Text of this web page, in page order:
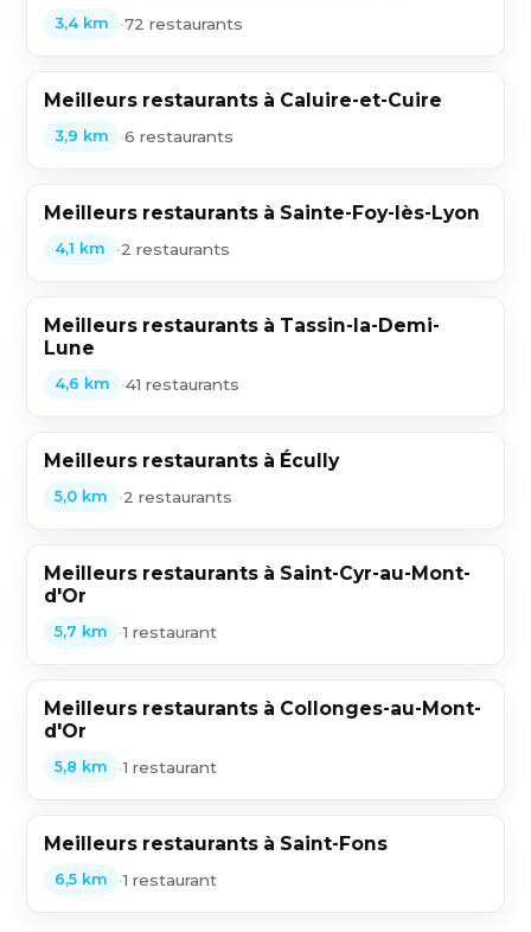
3,4 km •72 restaurants
Meilleurs restaurants à Caluire-et-Cuire
3,9 km •6 restaurants
Meilleurs restaurants à Sainte-Foy-lès-Lyon
4,1 km •2 restaurants
Meilleurs restaurants à Tassin-la-Demi-
Lune
4,6 km •41 restaurants
Meilleurs restaurants à Écully
5,0 km •2 restaurants
Meilleurs restaurants à Saint-Cyr-au-Mont-
d'Or
5,7 km •1 restaurant
Meilleurs restaurants à Collonges-au-Mont-
d'Or
5,8 km •1 restaurant
Meilleurs restaurants à Saint-Fons
6,5 km •1 restaurant